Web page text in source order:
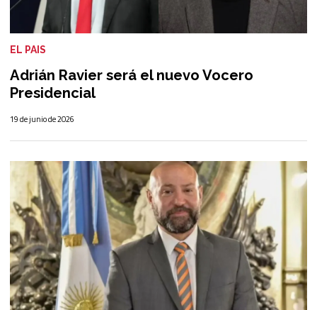
Adrián Ravier será el nuevo Vocero
Presidencial
EL PAIS
19 de junio de 2026